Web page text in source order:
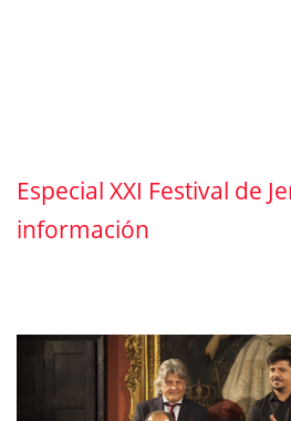
Especial XXI Festival de
información